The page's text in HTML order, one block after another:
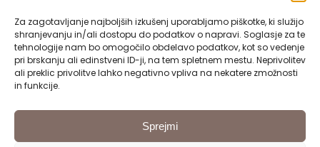
Za zagotavljanje najboljših izkušenj uporabljamo piškotke, ki služijo
shranjevanju in/ali dostopu do podatkov o napravi. Soglasje za te
tehnologije nam bo omogočilo obdelavo podatkov, kot so vedenje
pri brskanju ali edinstveni ID-ji, na tem spletnem mestu. Neprivolitev
ali preklic privolitve lahko negativno vpliva na nekatere zmožnosti
in funkcije.
Sprejmi
Toggle
Navigation
Predstavitev VDC Kranj
Pomembni obrazci
SLEDITE NAM